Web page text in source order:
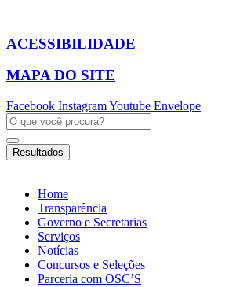
o
conteúdo
ACESSIBILIDADE
MAPA DO SITE
Facebook InstagramYoutube Envelope
Pesquisar
...
Resultados
Home
Transparência
Governo e Secretarias
Serviços
Notícias
Concursos e Seleções
Parceria com OSC’S